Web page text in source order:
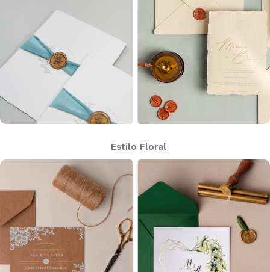
Estilo Floral